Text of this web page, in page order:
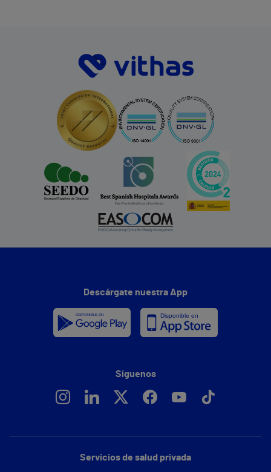
Servicios de salud privada
Descárgate nuestra App
Síguenos